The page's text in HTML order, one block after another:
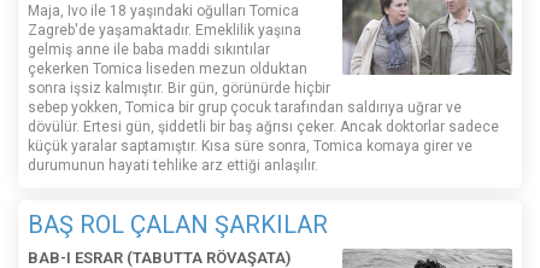
Maja, Ivo ile 18 yaşındaki oğulları Tomica
Zagreb'de yaşamaktadır. Emeklilik yaşına
gelmiş anne ile baba maddi sıkıntılar
çekerken Tomica liseden mezun olduktan
sonra işsiz kalmıştır. Bir gün, görünürde hiçbir
sebep yokken, Tomica bir grup çocuk tarafından saldırıya uğrar ve
dövülür. Ertesi gün, şiddetli bir baş ağrısı çeker. Ancak doktorlar sadece
küçük yaralar saptamıştır. Kısa süre sonra, Tomica komaya girer ve
durumunun hayati tehlike arz ettiği anlaşılır.
BAŞ ROL ÇALAN ŞARKILAR
BAB-I ESRAR (TABUTTA RÖVAŞATA)